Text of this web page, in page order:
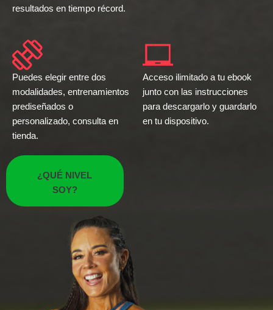
resultados en tiempo récord.
Puedes elegir entre dos
modalidades, entrenamientos
prediseñados o
personalizado, consulta en
tienda.
Acceso ilimitado a tu ebook
junto con las instrucciones
para descargarlo y guardarlo
en tu dispositivo.
¿QUÉ NIVEL
SOY?